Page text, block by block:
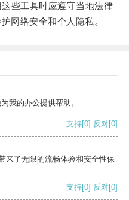
些工具时应遵守当地法律
网络安全和个人隐私。
我的办公提供帮助。
支持[0] 反对[0]
来了无限的流畅体验和安全性保
支持[0] 反对[0]